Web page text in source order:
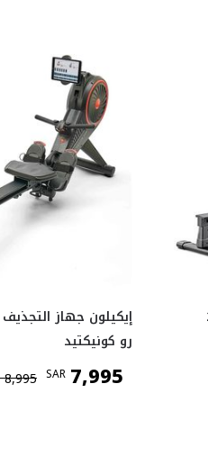
إيكيلون جهاز
رو كونيكتيد
SAR 7,995
8,995